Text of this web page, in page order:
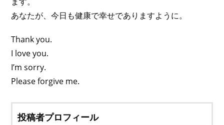
あなたが、今日も健康で幸せでありますように。
Thank you.
I love you.
I’m sorry.
Please forgive me.
投稿者プロフィール